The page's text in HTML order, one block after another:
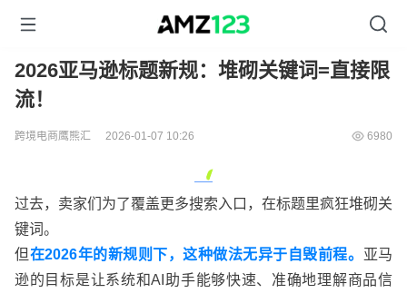
2026亚马逊标题新规：堆砌关键词=直接限
流！
跨境电商鹰熊汇 2026-01-07 10:26 6980
过去，卖家们为了覆盖更多搜索入口，在标题里疯狂堆砌关
键词。
但在2026年的新规则下，这种做法无异于自毁前程。 亚马
逊的目标是让系统和AI助手能够快速、准确地理解商品信